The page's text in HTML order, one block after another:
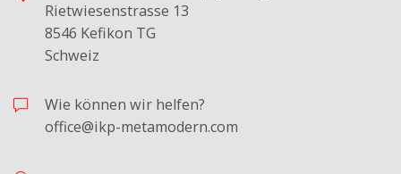
Rietwiesenstrasse 13
8546 Kefikon TG
Schweiz
Wie können wir helfen?
office@ikp-metamodern.com